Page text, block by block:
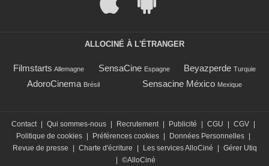
ALLOCINÉ À L'ÉTRANGER
Filmstarts Allemagne SensaCine Espagne Beyazperde Turquie
AdoroCinema Brésil Sensacine México Mexique
Contact Qui sommes-nous Recrutement Publicité CGU CGV
Politique de cookies
Préférences cookies Données Personnelles
Revue de presse
Charte d'écriture Les services AlloCiné
Gérer Utiq
©AlloCiné